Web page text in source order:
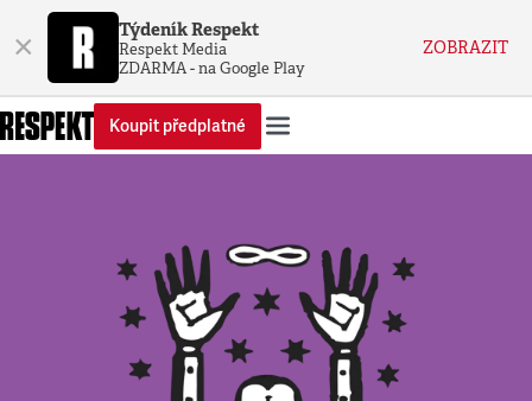
× Týdeník Respekt
Respekt Media
ZDARMA - na Google Play
ZOBRAZIT
Koupit předplatné